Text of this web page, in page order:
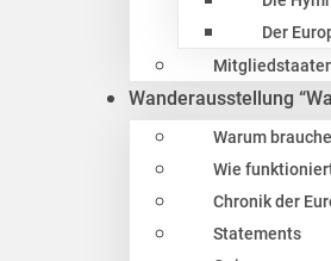
Der
Wanderausstellung
Warum
Wie
Chronik der
Statements